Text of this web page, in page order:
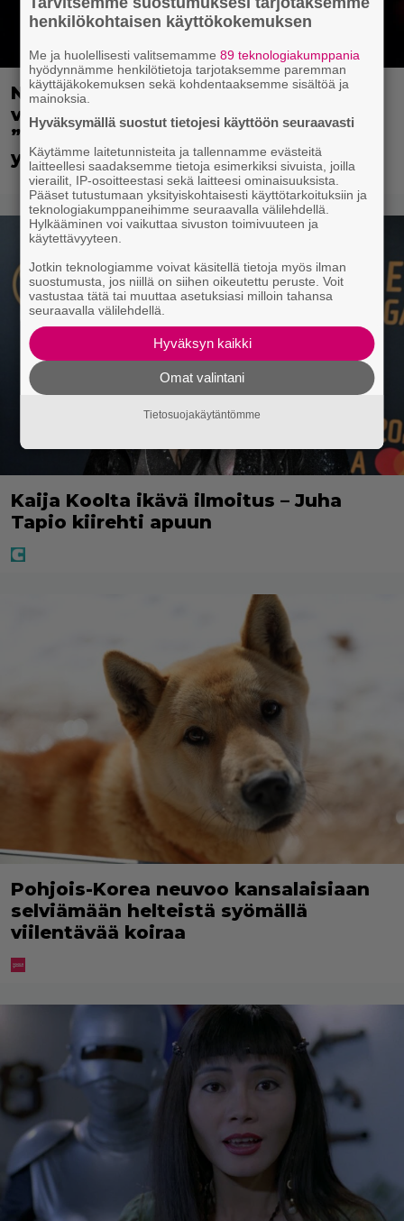
Nyt Netflixissä: Christopher Nolanin
viiden tähden mysteerileffa –
”Huikean hienosti kirjoitettu
yllätyskäänteiden sarja”
Kaija Koolta ikävä ilmoitus – Juha
Tapio kiirehti apuun
Pohjois-Korea neuvoo kansalaisiaan
selviämään helteistä syömällä
viilentävää koiraa
henkilökohtaisen käyttökokemuksen
Me ja huolellisesti valitsemamme89 teknologiakumppania
hyödynnämme henkilötietoja tarjotaksemme paremman
käyttäjäkokemuksen sekä kohdentaaksemme sisältöä ja
mainoksia.
Hyväksymällä suostut tietojesi käyttöön seuraavasti
Käytämme laitetunnisteita ja tallennamme evästeitä
laitteellesi saadaksemme tietoja esimerkiksi sivuista, joilla
vierailit, IP-osoitteestasi sekä laitteesi ominaisuuksista.
Pääset tutustumaan yksityiskohtaisesti käyttötarkoituksiin ja
teknologiakumppaneihimme seuraavalla välilehdellä.
Hylkääminen voi vaikuttaa sivuston toimivuuteen ja
käytettävyyteen.
Jotkin teknologiamme voivat käsitellä tietoja myös ilman
suostumusta, jos niillä on siihen oikeutettu peruste. Voit
vastustaa tätä tai muuttaa asetuksiasi milloin tahansa
seuraavalla välilehdellä.
Hyväksyn kaikki
Omat valintani
Tietosuojakäytäntömme